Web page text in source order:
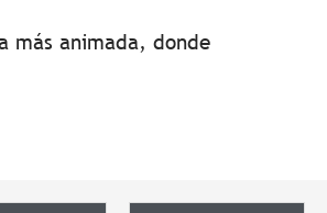
más animada, donde